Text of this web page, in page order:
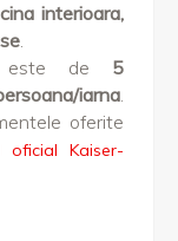
interioara,
.
de 5
iarna.
oferite
oficial Kaiser-